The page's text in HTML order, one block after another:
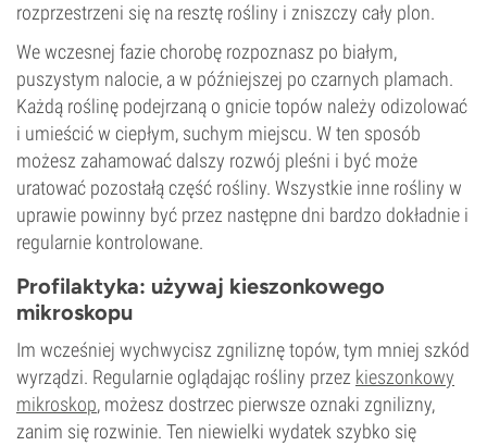
rozprzestrzeni się na resztę rośliny i zniszczy cały plon.
We wczesnej fazie chorobę rozpoznasz po białym,
puszystym nalocie, a w późniejszej po czarnych plamach.
Każdą roślinę podejrzaną o gnicie topów należy odizolować
i umieścić w ciepłym, suchym miejscu. W ten sposób
możesz zahamować dalszy rozwój pleśni i być może
uratować pozostałą część rośliny. Wszystkie inne rośliny w
uprawie powinny być przez następne dni bardzo dokładnie i
regularnie kontrolowane.
Profilaktyka: używaj kieszonkowego
mikroskopu
Im wcześniej wychwycisz zgniliznę topów, tym mniej szkód
wyrządzi. Regularnie oglądając rośliny przez kieszonkowy
mikroskop, możesz dostrzec pierwsze oznaki zgnilizny,
zanim się rozwinie. Ten niewielki wydatek szybko się